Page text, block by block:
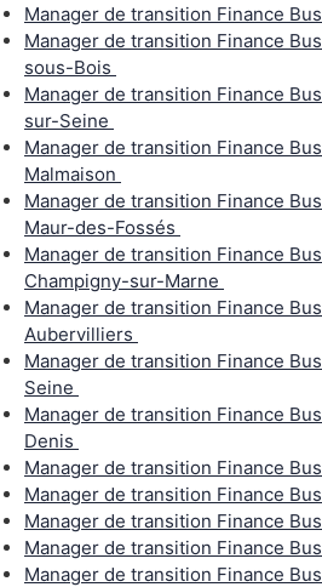
Manager de transition Finance
Manager de transition Finance
sous-Bois
Manager de transition Finance
sur-Seine
Manager de transition Finance
Malmaison
Manager de transition Finance
Maur-des-Fossés
Manager de transition Finance
Champigny-sur-Marne
Manager de transition Finance
Aubervilliers
Manager de transition Finance
Seine
Manager de transition Finance
Denis
Manager de transition Finance
Manager de transition Finance
Manager de transition Finance
Manager de transition Finance
Manager de transition Finance